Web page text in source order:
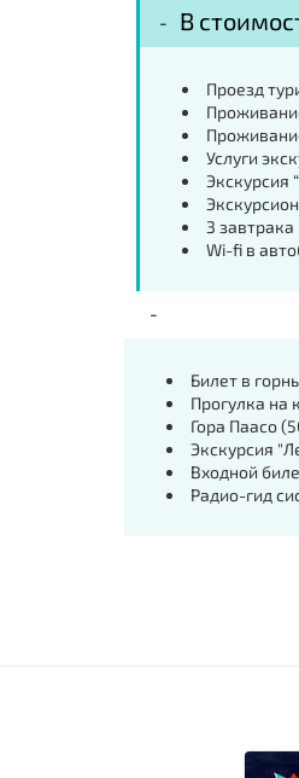
В
Проезд
Услуги
Экскурсия
3 завтрака
Wi-fi в
Билет в
Прогулка на
Гора Паасо
Экскурсия
Входной
Радио-гид